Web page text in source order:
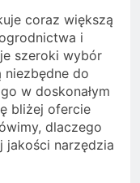
coraz większą
i
szeroki wybór
do
w doskonałym
bliżej ofercie
dlaczego
narzędzia